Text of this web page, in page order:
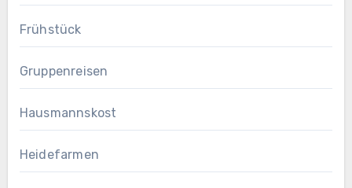
Frühstück
Gruppenreisen
Hausmannskost
Heidefarmen